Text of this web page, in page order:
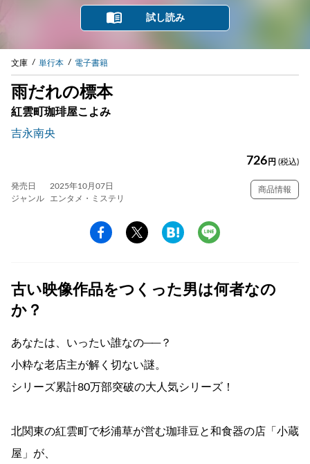
試し読み
文庫 単行本 電子書籍
雨だれの標本
紅雲町珈琲屋こよみ
吉永南央
726 円 (税込)
発売日
2025年10月07日
ジャンル
エンタメ・ミステリ
商品情報
古い映像作品をつくった男は何者なの
か？
あなたは、いったい誰なの──？
小粋な老店主が解く切ない謎。
シリーズ累計80万部突破の大人気シリーズ！
北関東の紅雲町で杉浦草が営む珈琲豆と和食器の店「小蔵
屋」が、